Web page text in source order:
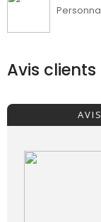
Avis clients